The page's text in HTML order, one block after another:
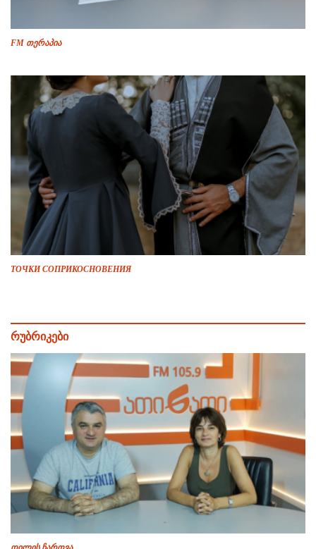
FM თერაპია
ТОЧКИ СОПРИКОСНОВЕНИЯ
რუბრიკები